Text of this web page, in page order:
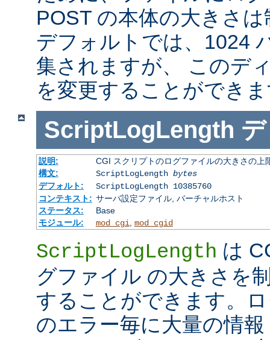
POST の本体の大きさ
デフォルトでは、1024
集されますが、 このデ
を変更することができ
ScriptLogLength
説明:
CGI スクリプトのログファイルの大きさの上
構文:
ScriptLogLength bytes
デフォルト:
ScriptLogLength 10385760
コンテキスト: サーバ設定ファイル, バーチャルホスト
ステータス:
Base
モジュール:
mod_cgi mod_cgid
ScriptLogLength は
グファイル の大きさを
することができます。
のエラー毎に大量の情